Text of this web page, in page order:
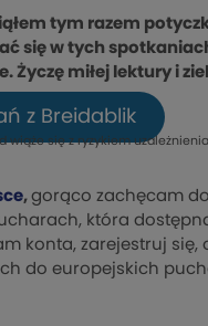
tym razem
się w tych
Życzę miłej lektury i
z Breidablik
wiąże się z ryzykiem
, gorąco zachęcam
która
konta, zarejestruj
do europejskich